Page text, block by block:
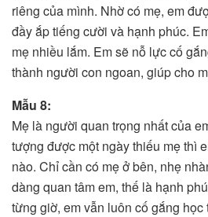
riêng của mình. Nhờ có mẹ, em
đầy ắp tiếng cười và hạnh phúc.
mẹ nhiều lắm. Em sẽ nỗ lực cố
thành người con ngoan, giúp cho
Mẫu 8:
Mẹ là người quan trọng nhất của
tượng được một ngày thiếu mẹ thì
nào. Chỉ cần có mẹ ở bên, nhẹ
dàng quan tâm em, thế là hạnh
từng giờ, em vẫn luôn cố gắng học